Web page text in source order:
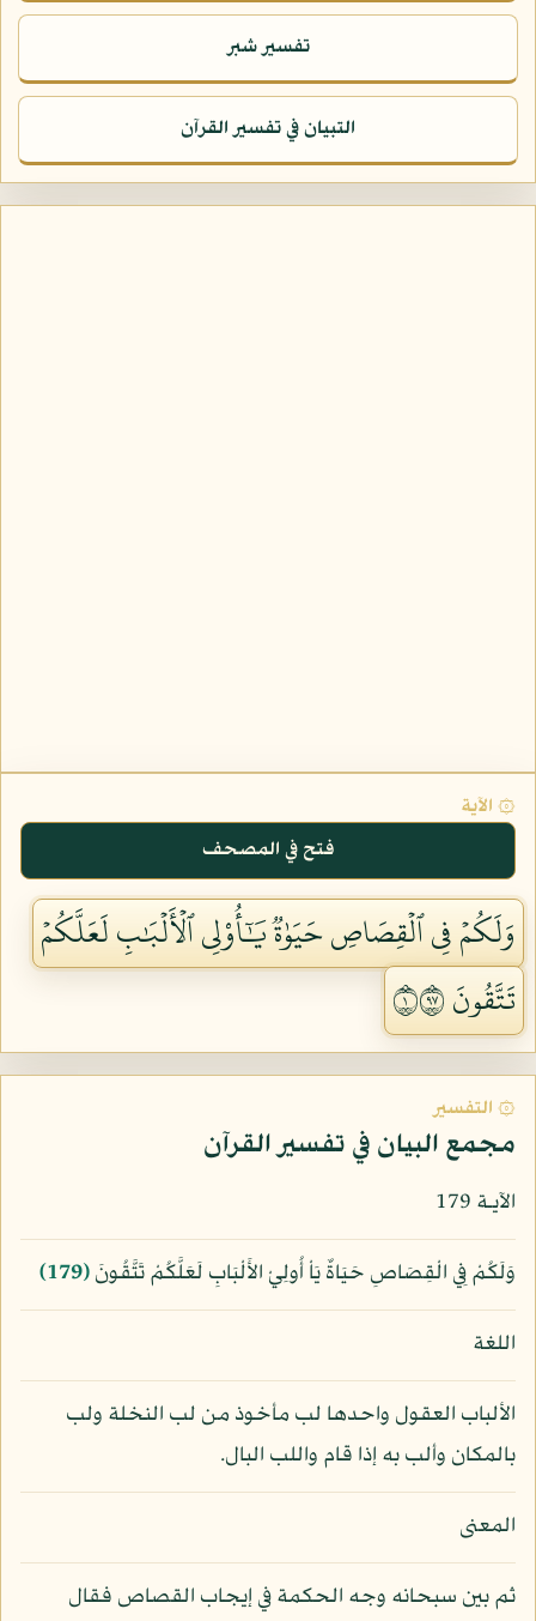
تفسير شبر
التبيان في تفسير القرآن
۞ الآية
فتح في المصحف
وَلَكُمۡ فِي ٱلۡقِصَاصِ حَيَوٰةٞ يَٰٓأُوْلِي ٱلۡأَلۡبَٰبِ لَعَلَّكُمۡ
تَتَّقُونَ ١٧٩
۞ التفسير
مجمع البيان في تفسير القرآن
الآيـة 179
وَلَكُمْ فِي الْقِصَاصِ حَيَاةٌ يَاْ أُولِيْ الأَلْبَابِ لَعَلَّكُمْ تَتَّقُونَ﴿179﴾
اللغة
الألباب العقول واحدها لب مأخوذ من لب النخلة ولب
بالمكان وألب به إذا قام واللب البال.
المعنى
ثم بين سبحانه وجه الحكمة في إيجاب القصاص فقال